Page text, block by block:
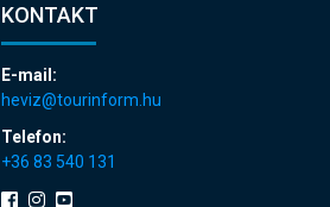
KONTAKT
E-mail:
heviz@tourinform.hu
Telefon:
+36 83 540 131